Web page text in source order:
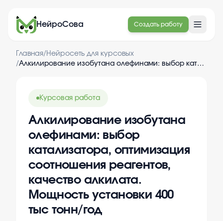
НейроСова Создать работу
Главная/ Нейросеть для курсовых
/
Алкилирование изобутана олефинами: выбор катализатора, оптимизация соотношения реагентов, качество алкилата. Мощность установки 400 тыс тонн/год
Курсовая работа
Алкилирование изобутана
олефинами: выбор
катализатора, оптимизация
соотношения реагентов,
качество алкилата.
Мощность установки 400
тыс тонн/год